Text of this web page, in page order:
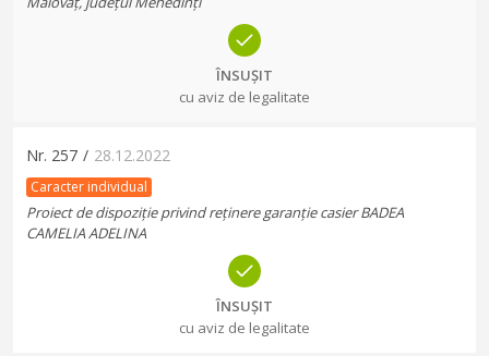
ÎNSUȘIT
cu aviz de legalitate
Nr. 257 / 28.12.2022
Caracter individual
Proiect de dispoziție privind reținere garanție casier BADEA
CAMELIA ADELINA
ÎNSUȘIT
cu aviz de legalitate